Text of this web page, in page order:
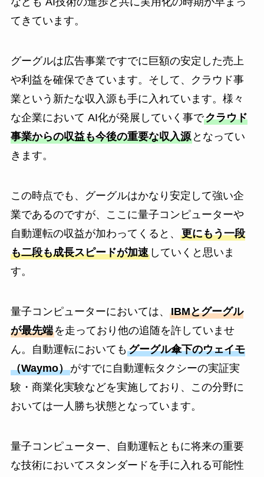
てきています。
グーグルは広告事業ですでに巨額の安定した売上
や利益を確保できています。そして、クラウド事
業という新たな収入源も手に入れています。様々
な企業において AI化が発展していく事でクラウド
事業からの収益も今後の重要な収入源となってい
きます。
この時点でも、グーグルはかなり安定して強い企
業であるのですが、ここに量子コンピューターや
自動運転の収益が加わってくると、 更にもう一段
も二段も成長スピードが加速していくと思いま
す。
量子コンピューターにおいては、 IBMとグーグル
が最先端を走っており他の追随を許していませ
ん。自動運転においてもグーグル傘下のウェイモ
（Waymo）がすでに自動運転タクシーの実証実
験・商業化実験などを実施しており、この分野に
おいては一人勝ち状態となっています。
量子コンピューター、自動運転ともに将来の重要
な技術においてスタンダードを手に入れる可能性